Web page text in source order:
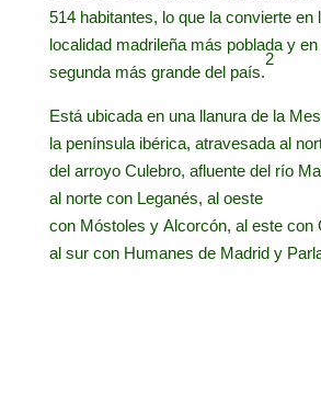
514 habitantes, lo que la convierte en
localidad madrileña más poblada y
segunda más grande del país.
2
Está ubicada en una llanura de la
la península ibérica, atravesada al
del arroyo Culebro, afluente del río
al norte con Leganés, al oeste
con Móstoles y Alcorcón, al este con
al sur con Humanes de Madrid y